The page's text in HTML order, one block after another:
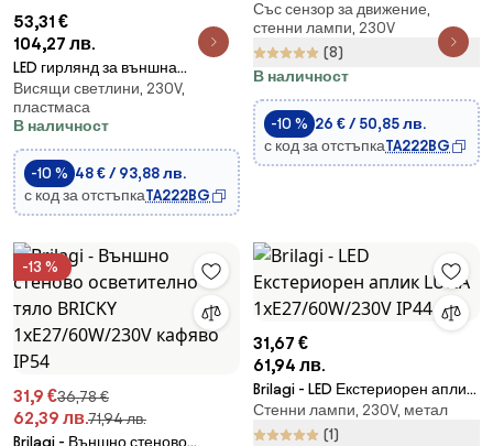
53,31 €
104,27 лв.
LED гирлянд за външна
употреба с възможност за
димиране 25xE12/1W/24/230V
17,5 m IP65 черен +
дистанционно управление
Висящи светлини, 230V,
пластмаса
В наличност
-10 % 48 € / 93,88 лв.
с код за отстъпкаTA222BG
със сензор BULKHEAD
LED/20W/230V IP65
Със сензор за движение,
стенни лампи, 230V
(8)
В наличност
-10 % 26 € / 50,85 лв.
с код за отстъпкаTA222BG
-13 %
31,9 €36,78 €
62,39 лв.71,94 лв.
Brilagi - Външно стеново
31,67 €
61,94 лв.
Brilagi - LED Екстериорен аплик
LUNA 1xE27/60W/230V IP44
Стенни лампи, 230V, метал
(1)